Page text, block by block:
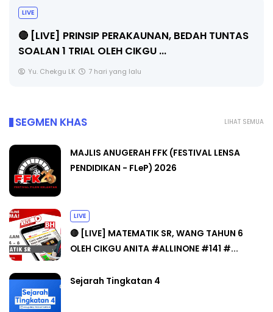
LIVE
🔴 [LIVE] PRINSIP PERAKAUNAN, BEDAH TUNTAS
SOALAN 1 TRIAL OLEH CIKGU ...
Yu. Chekgu LK 7 hari yang lalu
LIHAT SEMUA
SEGMEN KHAS
MAJLIS ANUGERAH FFK (FESTIVAL LENSA
PENDIDIKAN - FLeP) 2026
LIVE
🔴 [LIVE] MATEMATIK SR, WANG TAHUN 6
OLEH CIKGU ANITA #ALLINONE #141 #...
Sejarah Tingkatan 4